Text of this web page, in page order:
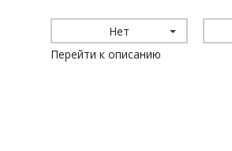
Нет
Перейти к описанию